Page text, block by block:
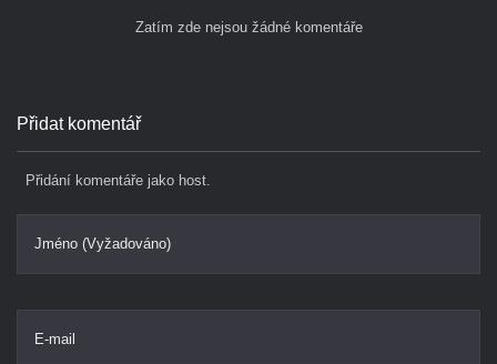
Zatím zde nejsou žádné komentáře
Přidat komentář
Přidání komentáře jako host.
Jméno (Vyžadováno)
E-mail